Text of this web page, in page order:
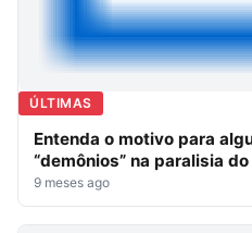
ÚLTIMAS
Entenda o motivo para
“demônios” na paralisia
9 meses ago